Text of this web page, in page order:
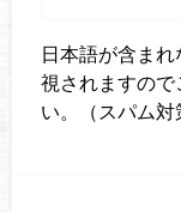
日本語が含ま
視されますので
い。（スパム対